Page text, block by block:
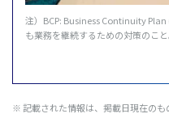
注）BCP: Business Continuity
も業務を継続するための対策のこと
※ 記載された情報は、掲載日現在のも